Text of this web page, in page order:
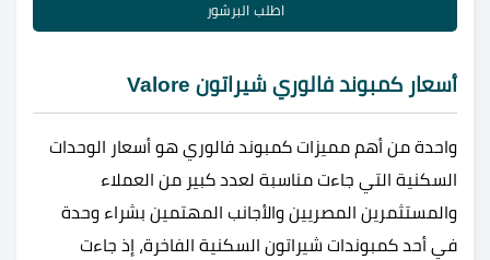
اطلب البرشور
أسعار كمبوند فالوري شيراتون Valore
واحدة من أهم مميزات كمبوند فالوري هو أسعار الوحدات
السكنية التي جاءت مناسبة لعدد كبير من العملاء
والمستثمرين المصريين والأجانب المهتمين بشراء وحدة
في أحد كمبوندات شيراتون السكنية الفاخرة، إذ جاءت